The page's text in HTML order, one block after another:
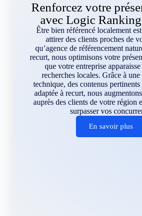
Renforcez votre
avec Logic
Être bien référencé localement
attirer des clients proches de
qu’agence de référencement
recurt, nous optimisons votre
que votre entreprise
recherches locales. Grâce à
technique, des contenus
adaptée à recurt, nous
auprès des clients de votre région
surpasser vos
En savoir plus